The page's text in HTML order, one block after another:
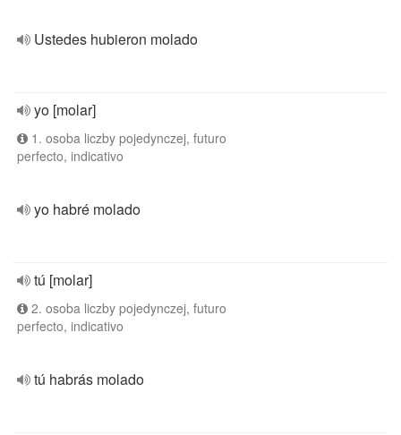
Ustedes hubieron molado
yo [molar]
1. osoba liczby pojedynczej, futuro
perfecto, indicativo
yo habré molado
tú [molar]
2. osoba liczby pojedynczej, futuro
perfecto, indicativo
tú habrás molado